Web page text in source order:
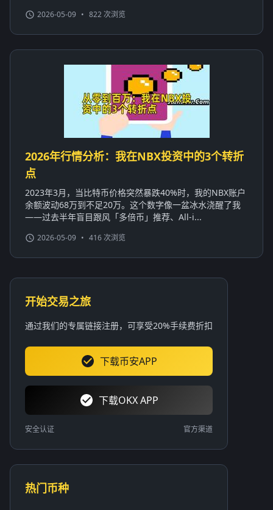
2026-05-09 • 822 次浏览
2026年行情分析：我在NBX投资中的3个转折
点
2023年3月，当比特币价格突然暴跌40%时，我的NBX账户
余额波动68万到不足20万。这个数字像一盆冰水浇醒了我
——过去半年盲目跟风「多倍币」推荐、All-i...
2026-05-09 • 416 次浏览
开始交易之旅
通过我们的专属链接注册，可享受20%手续费折扣
下载币安APP
下载OKX APP
安全认证 官方渠道
热门币种